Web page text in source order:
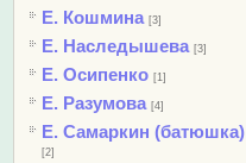
Е. Кошмина [3]
Е. Наследышева [3]
Е. Осипенко [1]
Е. Разумова [4]
Е. Самаркин (батюшка)
[2]